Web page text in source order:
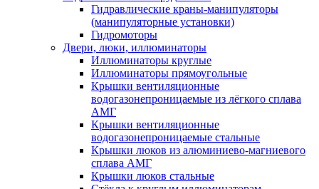
Гидравлические краны-манипуляторы
(манипуляторные установки)
Гидромоторы
Двери, люки, иллюминаторы
Иллюминаторы круглые
Иллюминаторы прямоугольные
Крышки вентиляционные
водогазонепроницаемые из лёгкого сплава
АМГ
Крышки вентиляционные
водогазонепроницаемые стальные
Крышки люков из алюминиево-магниевого
сплава АМГ
Крышки люков стальные